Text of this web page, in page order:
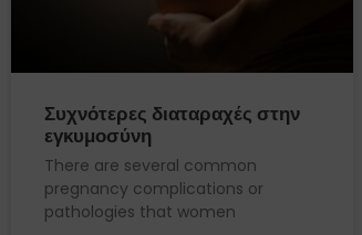
Συχνότερες διαταραχές στην
εγκυμοσύνη
There are several common
pregnancy complications or
pathologies that women